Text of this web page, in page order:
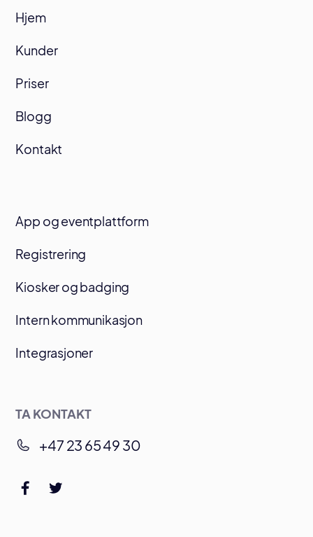
Hjem
Kunder
Priser
Blogg
Kontakt
App og eventplattform
Registrering
Kiosker og badging
Intern kommunikasjon
Integrasjoner
TA KONTAKT
+47 23 65 49 30